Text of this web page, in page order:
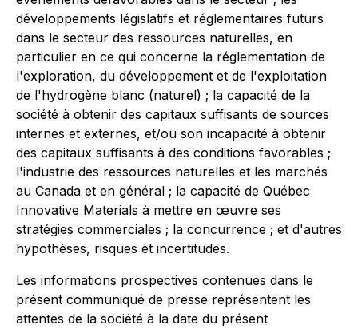
développements législatifs et réglementaires futurs
dans le secteur des ressources naturelles, en
particulier en ce qui concerne la réglementation de
l'exploration, du développement et de l'exploitation
de l'hydrogène blanc (naturel) ; la capacité de la
société à obtenir des capitaux suffisants de sources
internes et externes, et/ou son incapacité à obtenir
des capitaux suffisants à des conditions favorables ;
l'industrie des ressources naturelles et les marchés
au Canada et en général ; la capacité de Québec
Innovative Materials à mettre en œuvre ses
stratégies commerciales ; la concurrence ; et d'autres
hypothèses, risques et incertitudes.
Les informations prospectives contenues dans le
présent communiqué de presse représentent les
attentes de la société à la date du présent